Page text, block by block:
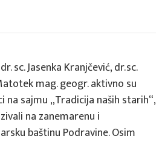
sc. Jasenka Kranjčević, dr.sc.
mag. geogr. aktivno su
na sajmu „Tradicija naših starih“,
na zanemarenu i
baštinu Podravine. Osim